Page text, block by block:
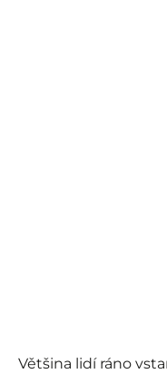
Většina lidí ráno